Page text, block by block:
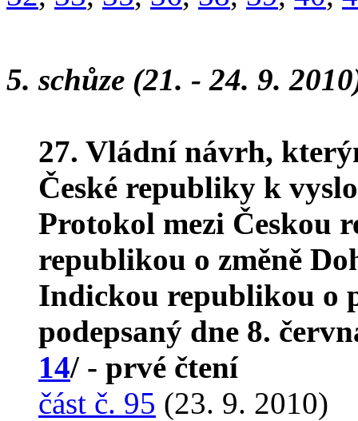
5. schůze (21. - 24. 9.
27. Vládní návrh,
České republiky k
Protokol mezi Českou
republikou o změně
Indickou republikou o
podepsaný dne 8.
14/ - prvé čtení
část č. 95 (23. 9. 2010)